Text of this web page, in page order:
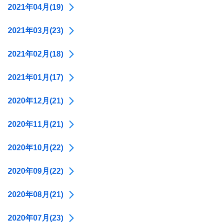
2021年04月(19)
2021年03月(23)
2021年02月(18)
2021年01月(17)
2020年12月(21)
2020年11月(21)
2020年10月(22)
2020年09月(22)
2020年08月(21)
2020年07月(23)